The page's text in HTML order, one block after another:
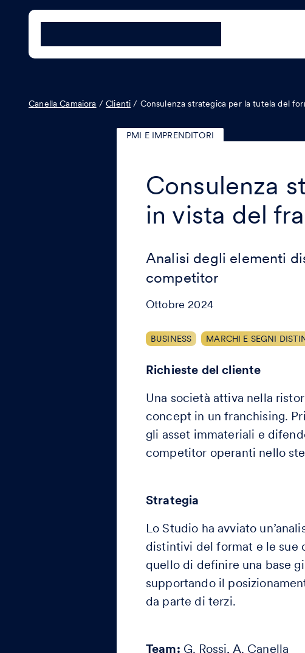
Canella Camaiora /Clienti / Consulenza strategica per la tutela del
PMI E IMPRENDITORI
Consulenza
in vista del
Analisi degli elementi
competitor
Ottobre 2024
BUSINESS MARCHI E SEGNI
Richieste del cliente
Una società attiva nella
concept in un franchising.
gli asset immateriali e
competitor operanti nello
Strategia
Lo Studio ha avviato
distintivi del format e le sue
quello di definire una base
supportando il
da parte di terzi.
Team: G. Rossi, A. Canella